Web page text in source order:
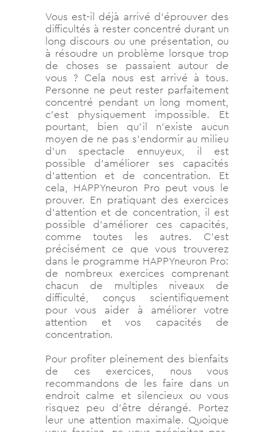
Vous est-il déjà arrivé d’éprouver des
difficultés à rester concentré durant un
long discours ou une présentation, ou
à résoudre un problème lorsque trop
de choses se passaient autour de
vous ? Cela nous est arrivé à tous.
Personne ne peut rester parfaitement
concentré pendant un long moment,
c’est physiquement impossible. Et
pourtant, bien qu’il n’existe aucun
moyen de ne pas s’endormir au milieu
d’un spectacle ennuyeux, il est
possible d’améliorer ses capacités
d’attention et de concentration. Et
cela, HAPPYneuron Pro peut vous le
prouver. En pratiquant des exercices
d’attention et de concentration, il est
possible d’améliorer ces capacités,
comme toutes les autres. C’est
précisément ce que vous trouverez
dans le programme HAPPYneuron Pro:
de nombreux exercices comprenant
chacun de multiples niveaux de
difficulté, conçus scientifiquement
pour vous aider à améliorer votre
attention et vos capacités de
concentration.
Pour profiter pleinement des bienfaits
de ces exercices, nous vous
recommandons de les faire dans un
endroit calme et silencieux ou vous
risquez peu d’être dérangé. Portez
leur une attention maximale. Quoique